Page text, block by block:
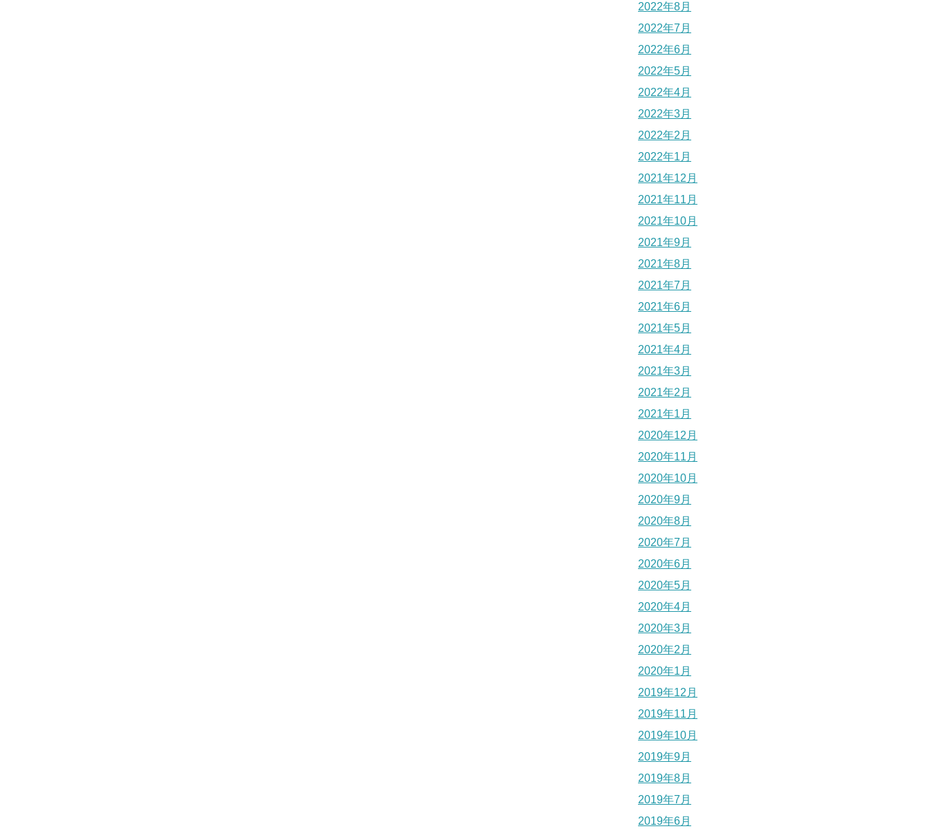
2022年8月
2022年7月
2022年6月
2022年5月
2022年4月
2022年3月
2022年2月
2022年1月
2021年12月
2021年11月
2021年10月
2021年9月
2021年8月
2021年7月
2021年6月
2021年5月
2021年4月
2021年3月
2021年2月
2021年1月
2020年12月
2020年11月
2020年10月
2020年9月
2020年8月
2020年7月
2020年6月
2020年5月
2020年4月
2020年3月
2020年2月
2020年1月
2019年12月
2019年11月
2019年10月
2019年9月
2019年8月
2019年7月
2019年6月